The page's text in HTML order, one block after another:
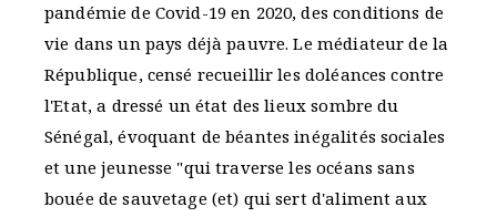
pandémie de Covid-19 en 2020, des conditions de
vie dans un pays déjà pauvre. Le médiateur de la
République, censé recueillir les doléances contre
l'Etat, a dressé un état des lieux sombre du
Sénégal, évoquant de béantes inégalités sociales
et une jeunesse "qui traverse les océans sans
bouée de sauvetage (et) qui sert d'aliment aux